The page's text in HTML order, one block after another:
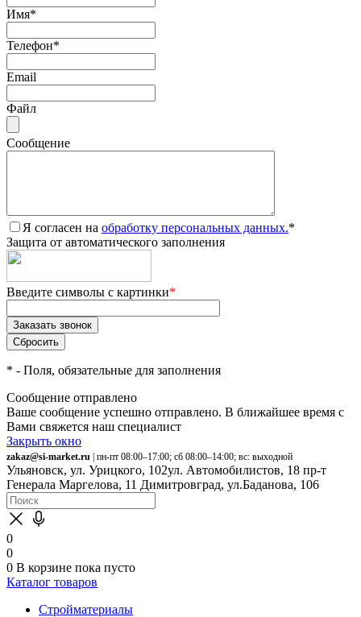
Имя*
Телефон*
Email
Файл
Сообщение
Я согласен на обработку персональных данных.*
Защита от автоматического заполнения
Введите символы с картинки*
* - Поля, обязательные для заполнения
Сообщение отправлено
Ваше сообщение успешно отправлено. В ближайшее время с
Вами свяжется наш специалист
Закрыть окно
zakaz@si-market.ru | пн-пт 08:00–17:00; сб 08:00–14:00; вс: выходной
Ульяновск, ул. Урицкого, 102ул. Автомобилистов, 18 пр-т
Генерала Маргелова, 11 Димитровград, ул.Баданова, 106
0
0
0 В корзине пока пусто
Каталог товаров
Стройматериалы